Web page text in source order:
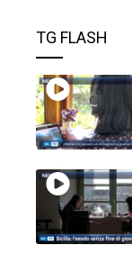
TG FLASH